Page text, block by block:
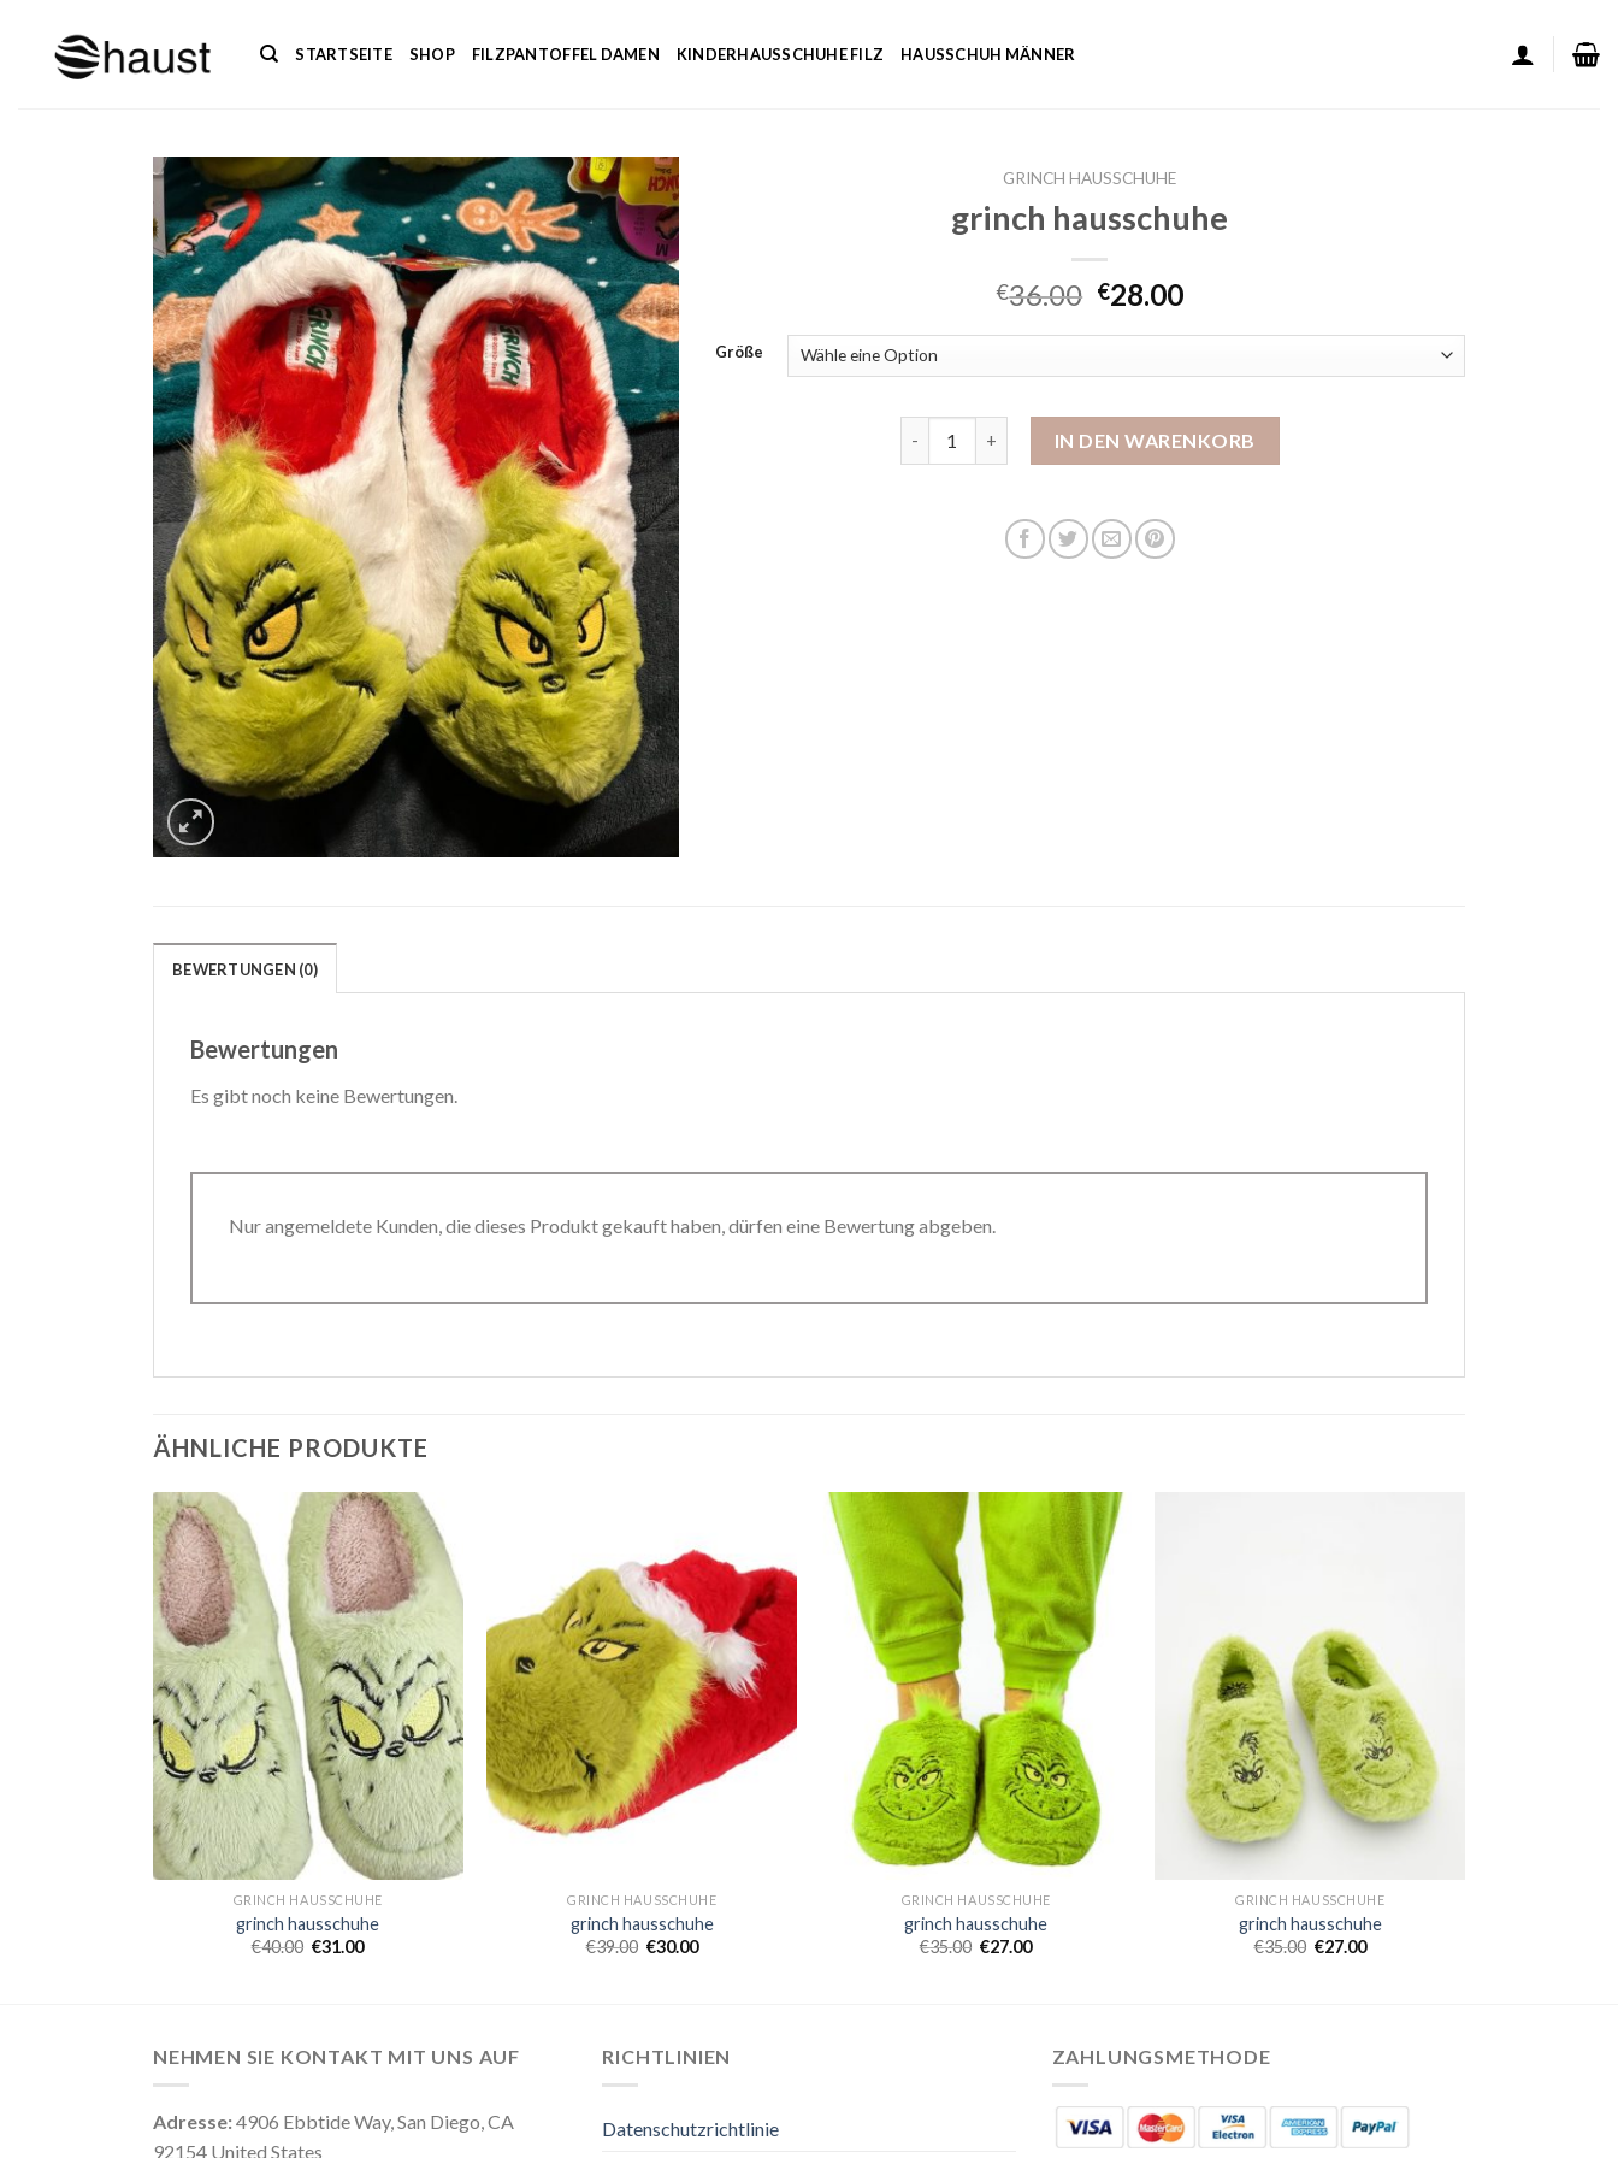
springen
STARTSEITE SHOP FILZPANTOFFEL DAMEN KINDERHAUSSCHUHE FILZ HAUSSCHUH MÄNNER
GRINCH HAUSSCHUHE
grinch hausschuhe
€36.00 €28.00
Größe
IN DEN WARENKORB
BEWERTUNGEN (0)
Bewertungen
Es gibt noch keine Bewertungen.
Nur angemeldete Kunden, die dieses Produkt gekauft haben, dürfen eine Bewertung abgeben.
ÄHNLICHE PRODUKTE
GRINCH HAUSSCHUHE
grinch hausschuhe
€40.00 €31.00
GRINCH HAUSSCHUHE
grinch hausschuhe
€39.00 €30.00
GRINCH HAUSSCHUHE
grinch hausschuhe
€35.00 €27.00
GRINCH HAUSSCHUHE
grinch hausschuhe
€35.00 €27.00
NEHMEN SIE KONTAKT MIT UNS AUF
Adresse:4906 Ebbtide Way, San Diego, CA
92154 United States
RICHTLINIEN
Datenschutzrichtlinie
ZAHLUNGSMETHODE